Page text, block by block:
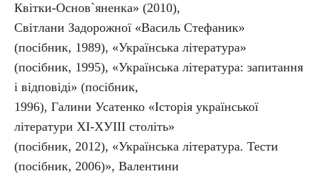
Квітки-Основ`яненка» (2010),
Світлани Задорожної «Василь Стефаник»
(посібник, 1989), «Українська література»
(посібник, 1995), «Українська література: запитання
і відповіді» (посібник,
1996), Галини Усатенко «Історія української
літератури ХІ-ХУІІІ століть»
(посібник, 2012), «Українська література. Тести
(посібник, 2006)», Валентини